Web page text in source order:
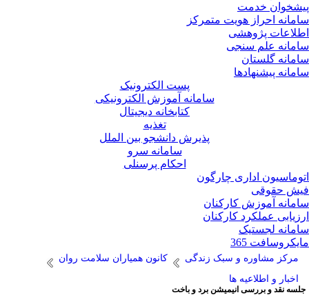
خدمت
احراز هویت متمرکز
پژوهشی
علم سنجی
گلستان
پیشنهادها
پست الکترونیک
سامانه آموزش الکترونیکی
کتابخانه دیجیتال
تغذیه
پذیرش دانشجو بین الملل
سامانه سرو
احکام پرسنلی
اداری چارگون
حقوقی
آموزش کارکنان
عملکرد کارکنان
لجستیک
365
مرکز مشاوره و سبک زندگی
کانون همیاران سلامت روان
اخبار و اطلاعیه ها
نقد و بررسی انیمیشن برد و باخت